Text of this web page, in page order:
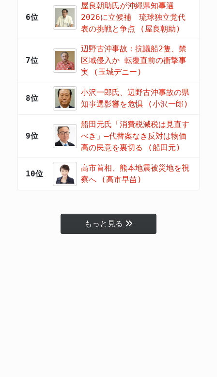
6位
屋良朝助氏が沖縄県知事選
2026に立候補 琉球独立党代
表の挑戦と争点 (屋良朝助)
7位
辺野古沖事故：抗議船2隻、禁
区域侵入か 転覆直前の衝撃事
実 (玉城デニー)
8位
小沢一郎氏、辺野古沖事故の県
知事選影響を危惧 (小沢一郎)
9位
船田元氏「消費税減税は見直す
べき」―代替案なき反対は物価
高の民意を裏切る (船田元)
10位
高市首相、熊本地震被災地を視
察へ (高市早苗)
もっと見る